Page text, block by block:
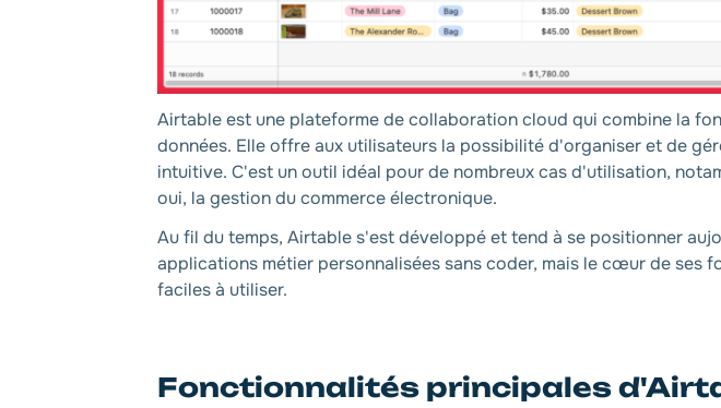
Airtable est une plateforme de collaboration cloud qui combine la
données. Elle offre aux utilisateurs la possibilité d'organiser et de
intuitive. C'est un outil idéal pour de nombreux cas d'utilisation,
oui, la gestion du commerce électronique.
Au fil du temps, Airtable s'est développé et tend à se positionner
applications métier personnalisées sans coder, mais le cœur de ses
faciles à utiliser.
Fonctionnalités principales